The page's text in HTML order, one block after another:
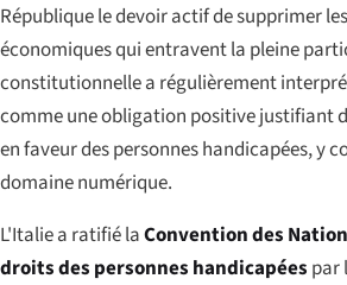
République le devoir actif de supprimer
économiques qui entravent la pleine
constitutionnelle a régulièrement
comme une obligation positive justifiant
en faveur des personnes handicapées, y
domaine numérique.
L'Italie a ratifié laConvention des
droits des personnes handicapées par